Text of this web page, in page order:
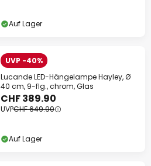
Auf Lager
UVP -40%
Lucande LED-Hängelampe Hayley, Ø
40 cm, 9-flg., chrom, Glas
CHF 389.90
UVPCHF 649.90
Auf Lager